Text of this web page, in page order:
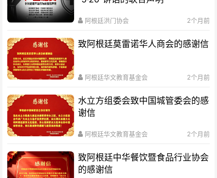
阿根廷洪门协会 2个月前
致阿根廷莫雷诺华人商会的感谢信
阿根廷华文教育基金会 2个月前
水立方组委会致中国城管委会的感
谢信
阿根廷华文教育基金会 2个月前
致阿根廷中华餐饮暨食品行业协会
的感谢信